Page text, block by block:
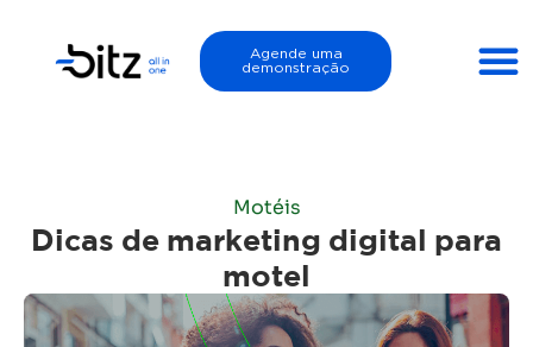
Agende uma
demonstração
Motéis
Dicas de marketing digital para
motel